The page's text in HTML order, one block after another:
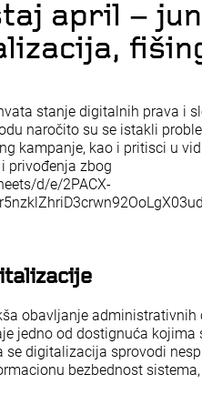
april –
stanje digitalnih prava i
naročito su se istakli
kampanje, kao i pritisci u
privođenja zbog
d/e/2PACX-
obavljanje
jedno od dostignuća kojima
digitalizacija sprovodi
bezbednost